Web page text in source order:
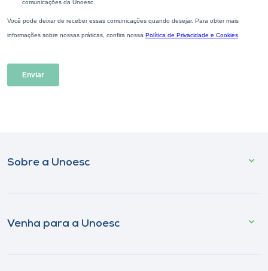
Sobre a Unoesc
Venha para a Unoesc